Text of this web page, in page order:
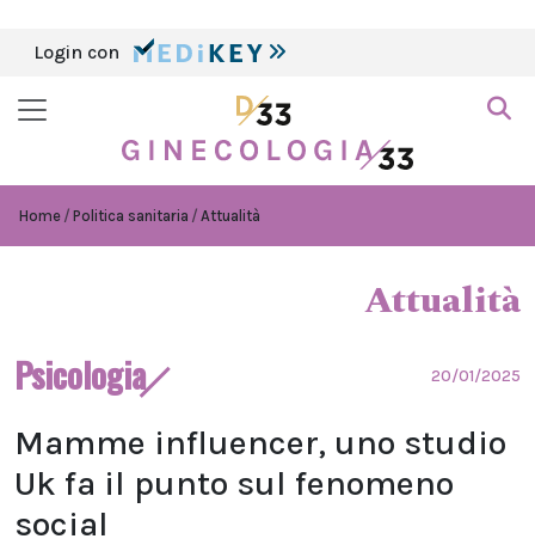
Login con
Home Politica sanitaria Attualità
Attualità
Psicologia 20/01/2025
Mamme influencer, uno studio
Uk fa il punto sul fenomeno
social